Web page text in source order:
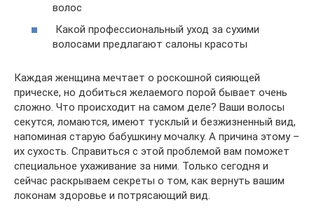
волос
Какой профессиональный уход за сухими
волосами предлагают салоны красоты
Каждая женщина мечтает о роскошной сияющей
прическе, но добиться желаемого порой бывает очень
сложно. Что происходит на самом деле? Ваши волосы
секутся, ломаются, имеют тусклый и безжизненный вид,
напоминая старую бабушкину мочалку. А причина этому –
их сухость. Справиться с этой проблемой вам поможет
специальное ухаживание за ними. Только сегодня и
сейчас раскрываем секреты о том, как вернуть вашим
локонам здоровье и потрясающий вид.